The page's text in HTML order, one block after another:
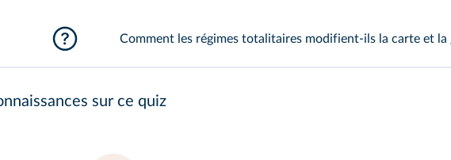
Comment les régimes totalitaires modifient-ils la carte et la
sur ce quiz